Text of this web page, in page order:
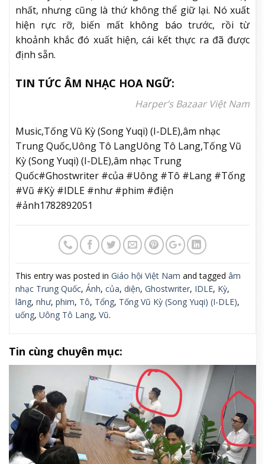
nhất, nhưng cũng là thứ không thể giữ lại. Nó xuất
hiện rực rỡ, biến mất không báo trước, rồi từ
khoảnh khắc đó xuất hiện, cái kết thực ra đã được
định sẵn.
TIN TỨC ÂM NHẠC HOA NGỮ:
Harper’s Bazaar Việt Nam
Music,Tống Vũ Kỳ (Song Yuqi) (I-DLE),âm nhạc
Trung Quốc,Uông Tô LangUông Tô Lang,Tống Vũ
Kỳ (Song Yuqi) (I-DLE),âm nhạc Trung
Quốc#Ghostwriter #của #Uông #Tô #Lang #Tống
#Vũ #Kỳ #IDLE #như #phim #điện
#ảnh1782892051
This entry was posted in Giáo hội Việt Nam and tagged âm
nhạc Trung Quốc, Ánh, của, diện, Ghostwriter, IDLE, Kỳ,
lãng, như, phim, Tô, Tổng, Tống Vũ Kỳ (Song Yuqi) (I-DLE),
uống, Uông Tô Lang, Vũ.
Tin cùng chuyên mục: